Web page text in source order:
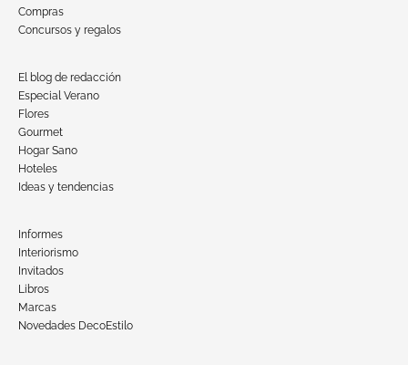
Compras
Concursos y regalos
El blog de redacción
Especial Verano
Flores
Gourmet
Hogar Sano
Hoteles
Ideas y tendencias
Informes
Interiorismo
Invitados
Libros
Marcas
Novedades DecoEstilo